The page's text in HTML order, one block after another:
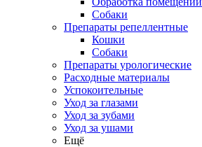
Собаки
Препараты репеллентные
Кошки
Собаки
Препараты урологические
Расходные материалы
Успокоительные
Уход за глазами
Уход за зубами
Уход за ушами
Ещё